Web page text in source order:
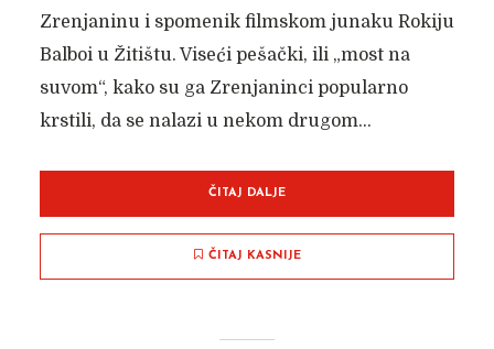
Zrenjaninu i spomenik filmskom junaku Rokiju
Balboi u Žitištu. Viseći pešački, ili „most na
suvom“, kako su ga Zrenjaninci popularno
krstili, da se nalazi u nekom drugom...
ČITAJ DALJE
ČITAJ KASNIJE